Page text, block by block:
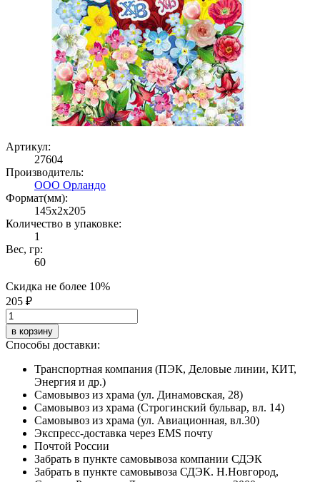
Артикул:
27604
Производитель:
ООО Орландо
Формат(мм):
145x2x205
Количество в упаковке:
1
Вес, гр:
60
Скидка не более 10%
205 ₽
в корзину
Способы доставки:
Транспортная компания (ПЭК, Деловые линии, КИТ,
Энергия и др.)
Самовывоз из храма (ул. Динамовская, 28)
Самовывоз из храма (Строгинский бульвар, вл. 14)
Самовывоз из храма (ул. Авиационная, вл.30)
Экспресс-доставка через EMS почту
Почтой России
Забрать в пункте самовывоза компании СДЭК
Забрать в пункте самовывоза СДЭК. Н.Новгород,